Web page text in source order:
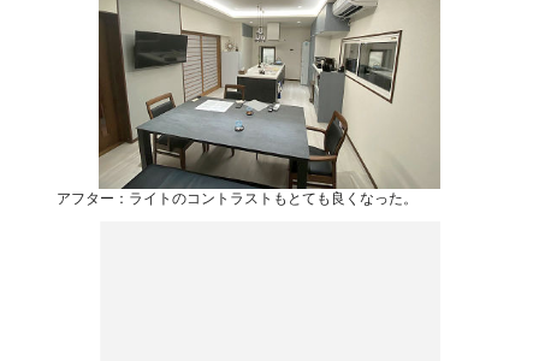
アフター：ライトのコントラストもとても良くなった。